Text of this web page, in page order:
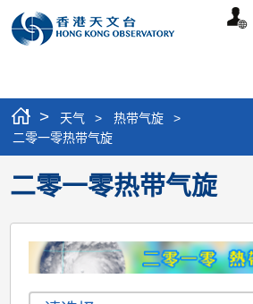
个
> 天气 > 热带气旋
>
二零一零热带气旋
二零一零热带气旋